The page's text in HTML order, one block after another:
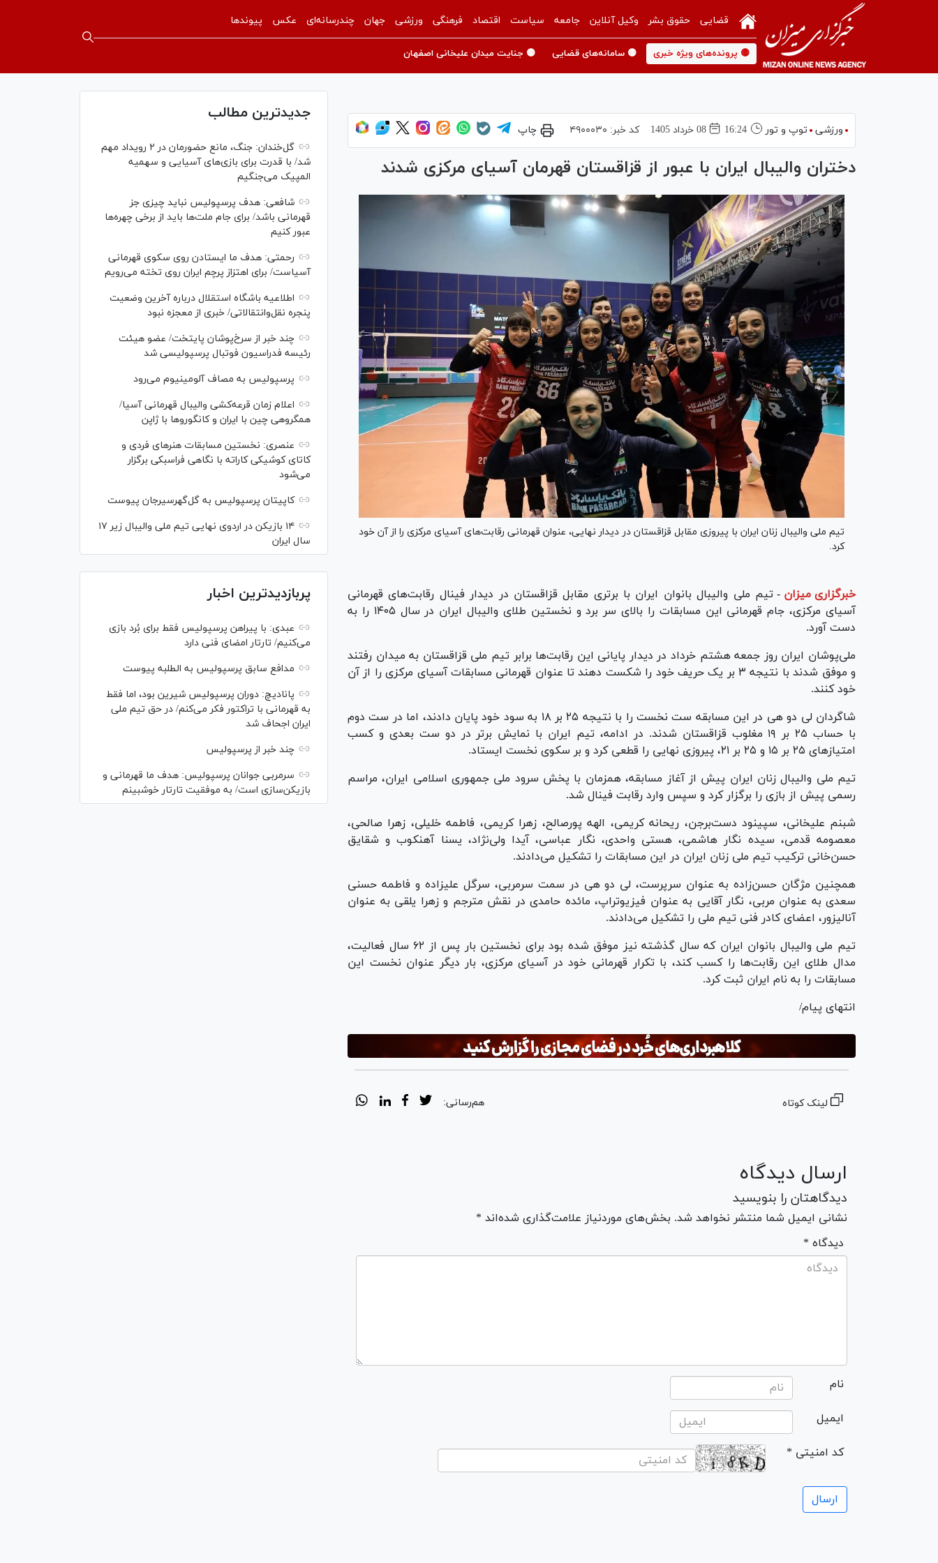
قضایی حقوق بشر وکیل آنلاین جامعه سیاست اقتصاد فرهنگی ورزشی جهان چندرسانه‌ای عکس پیوندها
🟡 پرونده‌های ویژه خبری 🟡 سامانه‌های قضایی 🟡 جنایت میدان علیخانی اصفهان
ورزشی توپ و تور 16:24 08 خرداد 1405 کد خبر: ۴۹۰۰۰۳۰ چاپ
دختران والیبال ایران با عبور از قزاقستان قهرمان آسیای مرکزی شدند
تیم ملی والیبال زنان ایران با پیروزی مقابل قزاقستان در دیدار نهایی، عنوان قهرمانی رقابت‌های آسیای مرکزی را از آن خود
کرد.
خبرگزاری میزان - تیم ملی والیبال بانوان ایران با برتری مقابل قزاقستان در دیدار فینال رقابت‌های قهرمانی
آسیای مرکزی، جام قهرمانی این مسابقات را بالای سر برد و نخستین طلای والیبال ایران در سال ۱۴۰۵ را به
دست آورد.
ملی‌پوشان ایران روز جمعه هشتم خرداد در دیدار پایانی این رقابت‌ها برابر تیم ملی قزاقستان به میدان رفتند
و موفق شدند با نتیجه ۳ بر یک حریف خود را شکست دهند تا عنوان قهرمانی مسابقات آسیای مرکزی را از آن
خود کنند.
شاگردان لی دو هی در این مسابقه ست نخست را با نتیجه ۲۵ بر ۱۸ به سود خود پایان دادند، اما در ست دوم
با حساب ۲۵ بر ۱۹ مغلوب قزاقستان شدند. در ادامه، تیم ایران با نمایش برتر در دو ست بعدی و کسب
امتیاز‌های ۲۵ بر ۱۵ و ۲۵ بر ۲۱، پیروزی نهایی را قطعی کرد و بر سکوی نخست ایستاد.
تیم ملی والیبال زنان ایران پیش از آغاز مسابقه، همزمان با پخش سرود ملی جمهوری اسلامی ایران، مراسم
رسمی پیش از بازی را برگزار کرد و سپس وارد رقابت فینال شد.
شبنم علیخانی، سپینود دست‌برجن، ریحانه کریمی، الهه پورصالح، زهرا کریمی، فاطمه خلیلی، زهرا صالحی،
معصومه قدمی، سیده نگار هاشمی، هستی واحدی، نگار عباسی، آیدا ولی‌نژاد، یسنا آهنکوب و شقایق
حسن‌خانی ترکیب تیم ملی زنان ایران در این مسابقات را تشکیل می‌دادند.
همچنین مژگان حسن‌زاده به عنوان سرپرست، لی دو هی در سمت سرمربی، سرگل علیزاده و فاطمه حسنی
سعدی به عنوان مربی، نگار آقایی به عنوان فیزیوتراپ، مائده حامدی در نقش مترجم و زهرا یلقی به عنوان
آنالیزور، اعضای کادر فنی تیم ملی را تشکیل می‌دادند.
تیم ملی والیبال بانوان ایران که سال گذشته نیز موفق شده بود برای نخستین بار پس از ۶۲ سال فعالیت،
مدال طلای این رقابت‌ها را کسب کند، با تکرار قهرمانی خود در آسیای مرکزی، بار دیگر عنوان نخست این
مسابقات را به نام ایران ثبت کرد.
انتهای پیام/
لینک کوتاه هم‌رسانی:
ارسال دیدگاه
دیدگاهتان را بنویسید
نشانی ایمیل شما منتشر نخواهد شد. بخش‌های موردنیاز علامت‌گذاری شده‌اند *
* دیدگاه
نام
ایمیل
* کد امنیتی
جدیدترین مطالب
گل‌خندان: جنگ، مانع حضورمان در ۲ رویداد مهم
شد/ با قدرت برای بازی‌های آسیایی و سهمیه
المپیک می‌جنگیم
شافعی: هدف پرسپولیس نباید چیزی جز
قهرمانی باشد/ برای جام ملت‌ها باید از برخی چهره‌ها
عبور کنیم
رحمتی: هدف ما ایستادن روی سکوی قهرمانی
آسیاست/ برای اهتزاز پرچم ایران روی تخته می‌رویم
اطلاعیه باشگاه استقلال درباره آخرین وضعیت
پنجره نقل‌وانتقالاتی/ خبری از معجزه نبود
چند خبر از سرخ‌پوشان پایتخت/ عضو هیئت
رئیسه فدراسیون فوتبال پرسپولیسی شد
پرسپولیس به مصاف آلومینیوم می‌رود
اعلام زمان قرعه‌کشی والیبال قهرمانی آسیا/
همگروهی چین با ایران و کانگورو‌ها با ژاپن
عنصری: نخستین مسابقات هنر‌های فردی و
کاتای کوشیکی کاراته با نگاهی فراسبکی برگزار
می‌شود
کاپیتان پرسپولیس به گل‌گهرسیرجان پیوست
۱۴ بازیکن در اردوی نهایی تیم ملی والیبال زیر ۱۷
سال ایران
پربازدیدترین اخبار
عبدی: با پیراهن پرسپولیس فقط برای بُرد بازی
می‌کنیم/ تارتار امضای فنی دارد
مدافع سابق پرسپولیس به الطلبه پیوست
پانادیچ: دوران پرسپولیس شیرین بود، اما فقط
به قهرمانی با تراکتور فکر می‌کنم/ در حق تیم ملی
ایران اجحاف شد
چند خبر از پرسپولیس
سرمربی جوانان پرسپولیس: هدف ما قهرمانی و
بازیکن‌سازی است/ به موفقیت تارتار خوشبینم